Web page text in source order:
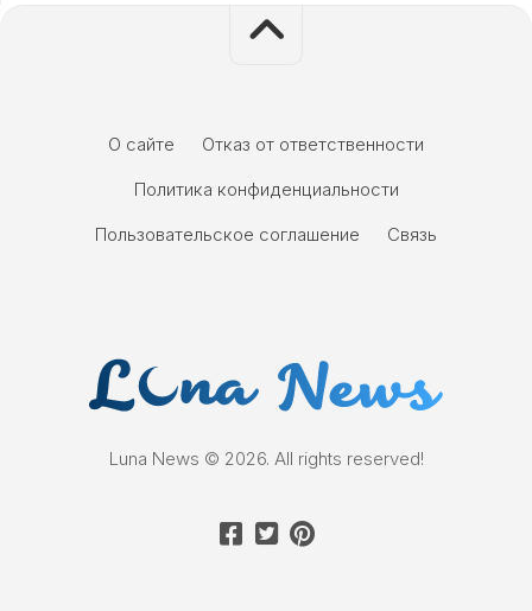
О сайте
Отказ от ответственности
Политика конфиденциальности
Пользовательское соглашение
Связь
Luna News © 2026. All rights reserved!